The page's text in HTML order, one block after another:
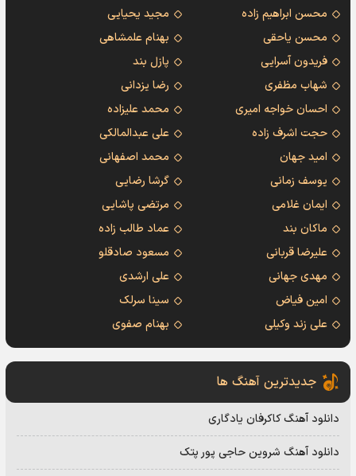
محسن ابراهیم زاده
مجید یحیایی
محسن یاحقی
بهنام علمشاهی
فریدون آسرایی
پازل بند
شهاب مظفری
رضا یزدانی
احسان خواجه امیری
محمد علیزاده
حجت اشرف زاده
علی عبدالمالکی
امید جهان
محمد اصفهانی
یوسف زمانی
گرشا رضایی
ایمان غلامی
مرتضی پاشایی
ماکان بند
عماد طالب زاده
علیرضا قربانی
مسعود صادقلو
مهدی جهانی
علی ارشدی
امین فیاض
سینا سرلک
علی زند وکیلی
بهنام صفوی
جدیدترین آهنگ ها
دانلود آهنگ کاکرفان یادگاری
دانلود آهنگ شروین حاجی پور پتک